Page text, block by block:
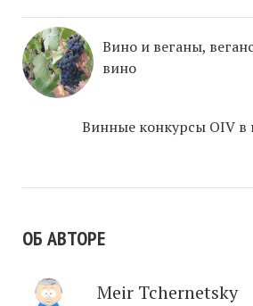
Вино и веганы,
вино
Винные конкурсы OIV в
ОБ АВТОРЕ
Meir Tchernetsky